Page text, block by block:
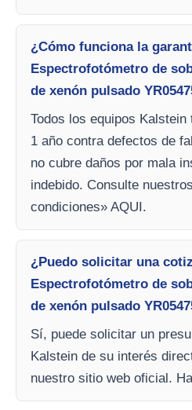
¿Cómo funciona la
Espectrofotómetro de
de xenón pulsado
Todos los equipos
1 año contra defectos de
no cubre daños por mala
indebido. Consulte
condiciones» AQUI.
¿Puedo solicitar una
Espectrofotómetro de
de xenón pulsado
Sí, puede solicitar un
Kalstein de su interés
nuestro sitio web oficial.